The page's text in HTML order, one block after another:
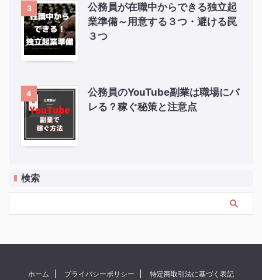
3
公務員が在職中からできる独立起
業準備～用意する３つ・避ける罠
３つ
4
公務員のYouTube副業は職場にバ
レる？稼ぐ秘策と注意点
検索
ホーム プライバシーポリシー 特定商取引法に基づく表記